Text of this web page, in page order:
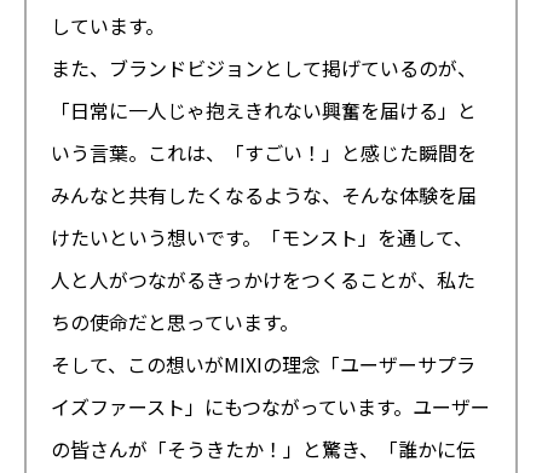
しています。
また、ブランドビジョンとして掲げているのが、
「日常に一人じゃ抱えきれない興奮を届ける」と
いう言葉。これは、「すごい！」と感じた瞬間を
みんなと共有したくなるような、そんな体験を届
けたいという想いです。「モンスト」を通して、
人と人がつながるきっかけをつくることが、私た
ちの使命だと思っています。
そして、この想いがMIXIの理念「ユーザーサプラ
イズファースト」にもつながっています。ユーザー
の皆さんが「そうきたか！」と驚き、「誰かに伝